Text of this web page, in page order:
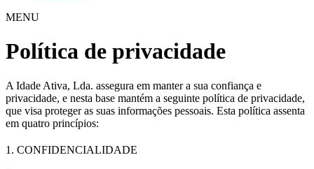
MENU
Política de privacidade
A Idade Ativa, Lda. assegura em manter a sua confiança e
privacidade, e nesta base mantém a seguinte política de privacidade,
que visa proteger as suas informações pessoais. Esta política assenta
em quatro princípios:
1. CONFIDENCIALIDADE